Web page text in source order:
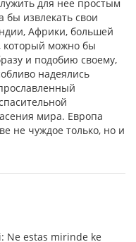
для нее простым
бы извлекать свои
Африки, большей
который можно бы
и подобию своему,
надеялись
мира. Европа
не чуждое только, но и
Ne estas mirinde ke